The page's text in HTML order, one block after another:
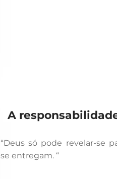
A
“Deus só pode revelar-se
se entregam. “